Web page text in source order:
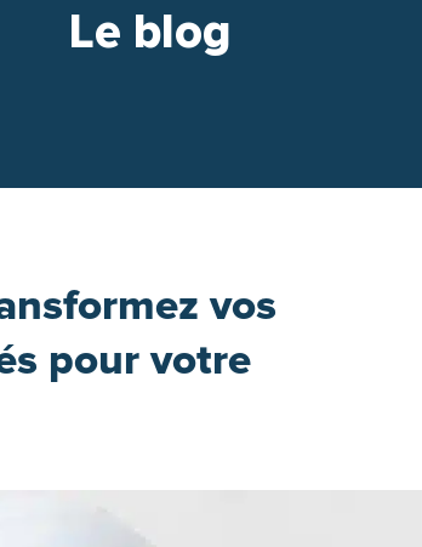
Le blog
vos
pour votre